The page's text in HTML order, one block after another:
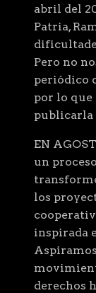
abril del
Patria,
Pero no
periódico
por lo que
publicarla
EN
un
los
inspirada
derechos